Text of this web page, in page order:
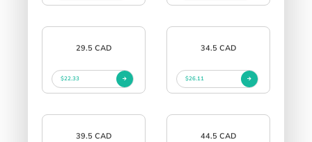
29.5 CAD
$22.33
34.5 CAD
$26.11
39.5 CAD 44.5 CAD